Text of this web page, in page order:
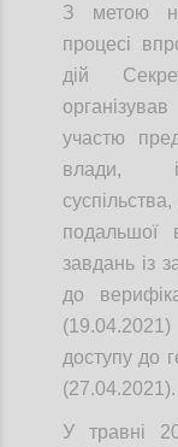
З метою
процесі
дій
участю
влади,
подальшої
завдань із
до
доступу до
(27.04.2021).
У травні